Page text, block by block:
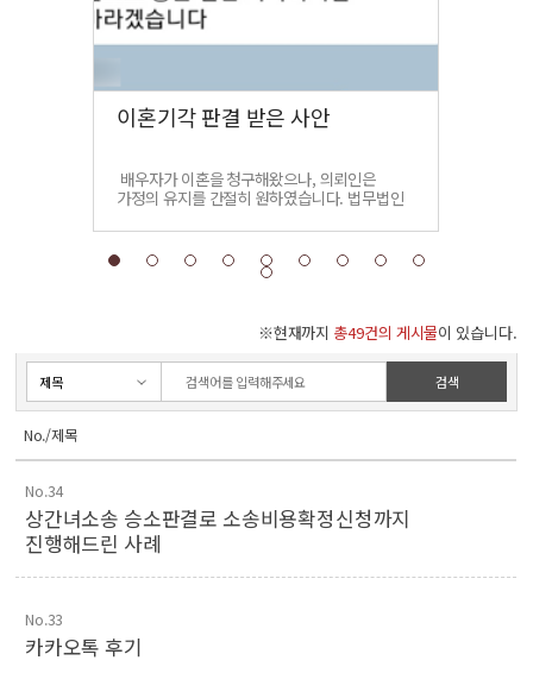
이혼기각 판결 받은 사안
배우자가 이혼을 청구해왔으나, 의뢰인은
가정의 유지를 간절히 원하였습니다. 법무법인
의뢰인의 진정한 혼인유지 의사를 피력하여,
결국 배우자의 이혼청구를 기각하는 판결을
받을 수 있었습니다.
※현재까지 총49건의 게시물이 있습니다.
검색
No./제목
No.34
상간녀소송 승소판결로 소송비용확정신청까지
진행해드린 사례
No.33
카카오톡 후기